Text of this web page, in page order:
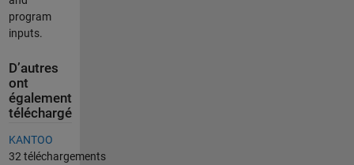
program
inputs.
D’autres
ont
également
téléchargé
KANTOO
32 téléchargements